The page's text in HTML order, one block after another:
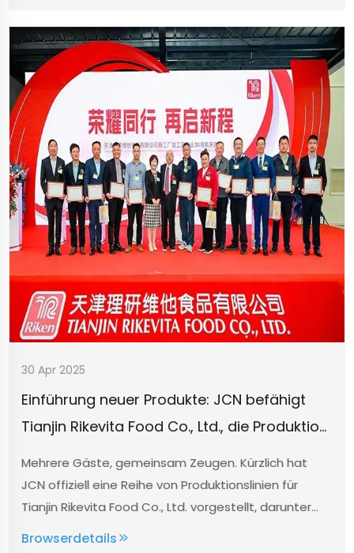
30 Apr 2025
Einführung neuer Produkte: JCN befähigt
Tianjin Rikevita Food Co., Ltd., die Produktion
Anlagen zu revolutionieren, was zur
Verbesserung der Produktionsqualität,
Effizienzsteigerung und Wiederbelebung der
Mehrere Gäste, gemeinsam Zeugen. Kürzlich hat
JCN offiziell eine Reihe von Produktionslinien für
Tianjin Rikevita Food Co., Ltd. vorgestellt, darunter
Browserdetails